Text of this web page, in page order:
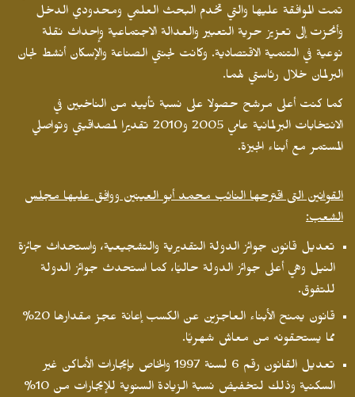
تمت الموافقة عليها والتي تخدم البحث العلمي ومحدودي الدخل
وأنحزت إلى تعزيز حرية التعبير والعدالة الاجتماعية وإحداث نقلة
نوعية في التنمية الاقتصادية. وكانت لجنتي الصناعة والإسكان أنشط لجان
البرلمان خلال رئاستي لهما.
كما كنت أعلى مرشح حصولا على نسبة تأييد من الناخبين في
الانتخابات البرلمانية عامي 2005 و2010 تقديرا لمصداقيتي وتواصلي
المستمر مع أبناء الجيزة.
القوانين التى اقترحها النائب محمد أبو العينين ووافق عليها مجلس
الشعب:
تعديل قانون جوائز الدولة التقديرية والتشجيعية، واستحداث جائزة
النيل وهي أعلى جوائز الدولة حاليًا، كما استحدث جوائز الدولة
للتفوق.
قانون يمنح الأبناء العاجزين عن الكسب إعانة عجز مقدارها 20%
مما يستحقونه من معاش شهريًا.
تعديل القانون رقم 6 لسنة 1997 والخاص بإيجارات الأماكن غير
السكنية وذلك لتخفيض نسبة الزيادة السنوية للإيجارات من 10%